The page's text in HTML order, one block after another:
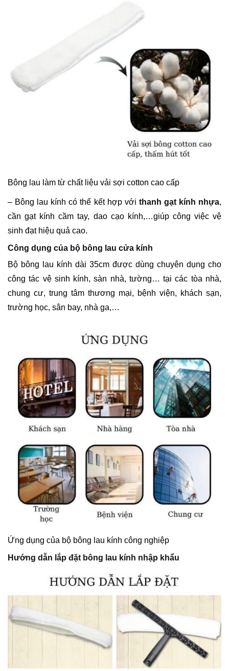
Bông lau làm từ chất liệu vải sợi cotton cao cấp
– Bông lau kính có thể kết hợp với thanh gạt kính nhựa,
cần gạt kính cầm tay, dao cạo kính,…giúp công việc vệ
sinh đạt hiệu quả cao.
Công dụng của bộ bông lau cửa kính
Bộ bông lau kính dài 35cm được dùng chuyên dụng cho
công tác vệ sinh kính, sàn nhà, tường… tại các tòa nhà,
chung cư, trung tâm thương mại, bệnh viện, khách sạn,
trường học, sân bay, nhà ga,…
Ứng dụng của bộ bông lau kính công nghiệp
Hướng dẫn lắp đặt bông lau kính nhập khẩu